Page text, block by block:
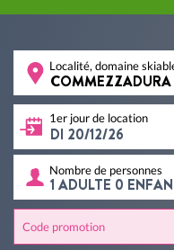
Localité, domaine
1er jour de location
Nombre de personnes
Code promotion